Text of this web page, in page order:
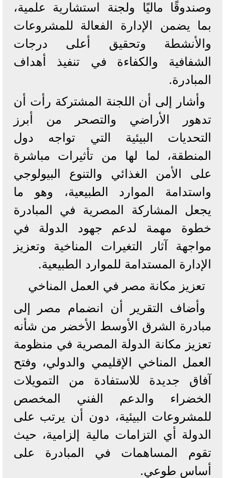
وصندوقًا ماليًا ولجنة استشارية علمية،
بما يضمن الإدارة الفعالة للمشروعات
والأنشطة وتحقيق أعلى درجات
الشفافية والكفاءة في تنفيذ أهداف
المبادرة.
وأشار إلى أن اللجنة المشتركة رأت أن
تدهور الأراضي والتصحر من أبرز
التحديات البيئية التي تواجه دول
المنطقة، لما لها من تأثيرات مباشرة
على الأمن الغذائي والتنوع البيولوجي
واستدامة الموارد الطبيعية، وهو ما
يجعل المشاركة المصرية في المبادرة
خطوة مهمة لدعم جهود الدولة في
مواجهة آثار التغيرات المناخية وتعزيز
الإدارة المستدامة للموارد الطبيعية.
تعزيز مكانة مصر في العمل المناخي
وأضاف التقرير أن انضمام مصر إلى
مبادرة الشرق الأوسط الأخضر من شأنه
تعزيز مكانة الدولة المصرية في منظومة
العمل المناخي الإقليمي والدولي، وفتح
آفاق جديدة للاستفادة من التمويلات
الخضراء والدعم الفني المخصص
للمشروعات البيئية، دون أن يرتب على
الدولة أي التزامات مالية إلزامية، حيث
تقوم المساهمات في المبادرة على
أساس طوعي.